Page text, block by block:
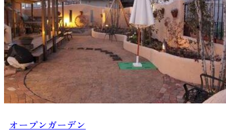
オープンガーデン